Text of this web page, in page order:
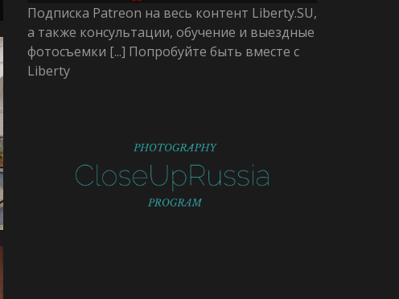
Подписка Patreon на весь контент Liberty.SU,
а также консультации, обучение и выездные
фотосъемки [...] Попробуйте быть вместе с
Liberty